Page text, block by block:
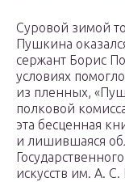
Суровой зимой
Пушкина
сержант Борис
условиях
из пленных,
полковой
эта бесценная
и лишившаяся
искусств им. А.